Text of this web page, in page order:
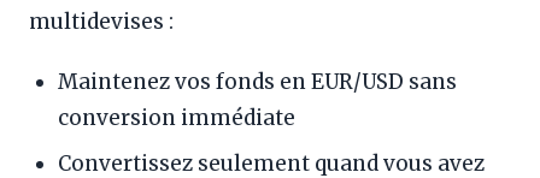
multidevises :
Maintenez vos fonds en EUR/USD sans
conversion immédiate
Convertissez seulement quand vous avez